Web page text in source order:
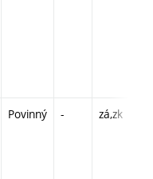
Povinný - zá,zk